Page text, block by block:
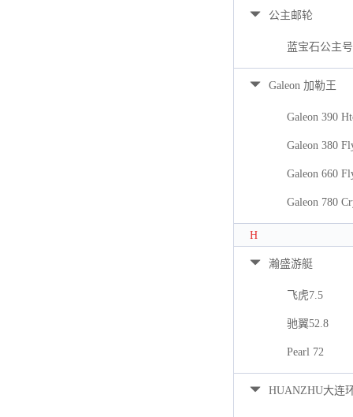
公主邮轮
蓝宝石公主号
Galeon 加勒王
Galeon 390
Galeon 380
Galeon 660
Galeon 780
H
瀚盛游艇
飞虎7.5
驰翼52.8
Pearl 72
HUANZHU大连